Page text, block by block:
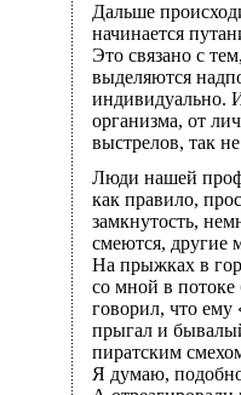
Дальше
начинается
Это связано с
выделяются
индивидуально.
организма, от
выстрелов, так
Люди нашей
как правило,
замкнутость,
смеются, другие
На прыжках в
со мной в потоке
говорил, что ему
прыгал и
пиратским
Я думаю,